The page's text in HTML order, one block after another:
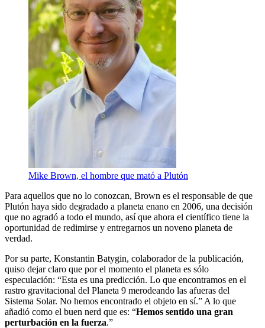
Mike Brown, el hombre que mató a Plutón
Para aquellos que no lo conozcan, Brown es el responsable de que
Plutón haya sido degradado a planeta enano en 2006, una decisión
que no agradó a todo el mundo, así que ahora el científico tiene la
oportunidad de redimirse y entregarnos un noveno planeta de
verdad.
Por su parte, Konstantin Batygin, colaborador de la publicación,
quiso dejar claro que por el momento el planeta es sólo
especulación: “Esta es una predicción. Lo que encontramos en el
rastro gravitacional del Planeta 9 merodeando las afueras del
Sistema Solar. No hemos encontrado el objeto en sí.” A lo que
añadió como el buen nerd que es: “Hemos sentido una gran
perturbación en la fuerza.”